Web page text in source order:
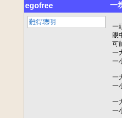
egofree 一
難得聰明
一
眼
可
一
一
一
一
一
一